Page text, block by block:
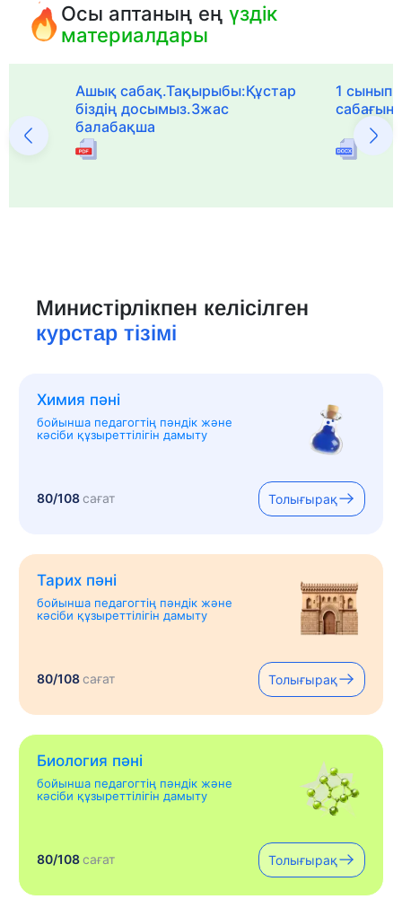
Осы аптаның еңүздік
материалдары
Ашық сабақ.Тақырыбы:Құстар
біздің досымыз.3жас
балабақша
1
Министірлікпен келісілген
курстар тізімі
Химия пәні
бойынша педагогтің пәндік және
кәсіби құзыреттілігін дамыту
80/108сағат Толығырақ
Тарих пәні
бойынша педагогтің пәндік және
кәсіби құзыреттілігін дамыту
80/108сағат Толығырақ
Биология пәні
бойынша педагогтің пәндік және
кәсіби құзыреттілігін дамыту
80/108сағат Толығырақ